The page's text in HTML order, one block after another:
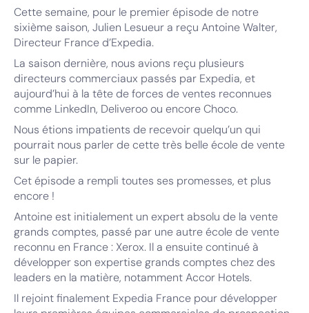
Cette semaine, pour le premier épisode de notre
sixième saison, Julien Lesueur a reçu Antoine Walter,
Directeur France d’Expedia.
La saison dernière, nous avions reçu plusieurs
directeurs commerciaux passés par Expedia, et
aujourd’hui à la tête de forces de ventes reconnues
comme LinkedIn, Deliveroo ou encore Choco.
Nous étions impatients de recevoir quelqu’un qui
pourrait nous parler de cette très belle école de vente
sur le papier.
Cet épisode a rempli toutes ses promesses, et plus
encore !
Antoine est initialement un expert absolu de la vente
grands comptes, passé par une autre école de vente
reconnu en France : Xerox. Il a ensuite continué à
développer son expertise grands comptes chez des
leaders en la matière, notamment Accor Hotels.
Il rejoint finalement Expedia France pour développer